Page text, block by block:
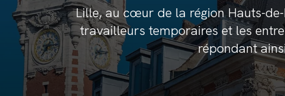
Lille, au cœur de la région Hauts-
travailleurs temporaires et les
répondant